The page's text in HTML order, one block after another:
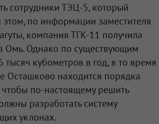
сотрудники ТЭЦ-5, который
этом, по информации заместителя
компания ТГК-11 получила
Омь. Однако по существующим
кубометров в год, в то время
Осташково находится порядка
по-настоящему решить
разработать систему
уклонах.